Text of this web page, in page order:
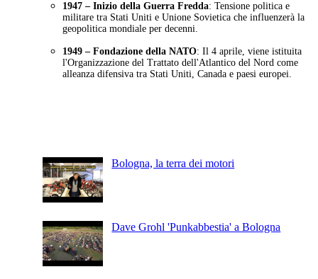
1947 – Inizio della Guerra Fredda: Tensione politica e
militare tra Stati Uniti e Unione Sovietica che influenzerà la
geopolitica mondiale per decenni.
1949 – Fondazione della NATO: Il 4 aprile, viene istituita
l'Organizzazione del Trattato dell'Atlantico del Nord come
alleanza difensiva tra Stati Uniti, Canada e paesi europei.
Bologna, la terra dei motori
Dave Grohl 'Punkabbestia' a Bologna